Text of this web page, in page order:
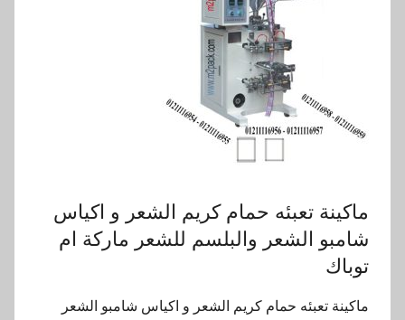
ماكينة تعبئه حمام كريم الشعر و اكياس
شامبو الشعر والبلسم للشعر ماركة ام
توباك
ماكينة تعبئه حمام كريم الشعر و اكياس شامبو الشعر